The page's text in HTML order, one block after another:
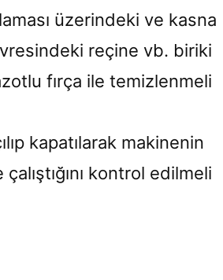
üzerindeki ve kasna
reçine vb. biriki
fırça ile temizlenmeli
kapatılarak makinenin
kontrol edilmeli